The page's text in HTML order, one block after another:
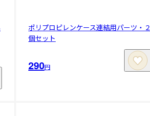
ポリプロピレンケース連結用パーツ・２
個セット
290円